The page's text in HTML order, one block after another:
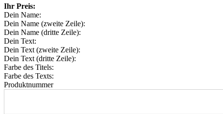
Ihr Preis:
Dein Name:
Dein Name (zweite Zeile):
Dein Name (dritte Zeile):
Dein Text:
Dein Text (zweite Zeile):
Dein Text (dritte Zeile):
Farbe des Titels:
Farbe des Texts:
Produktnummer